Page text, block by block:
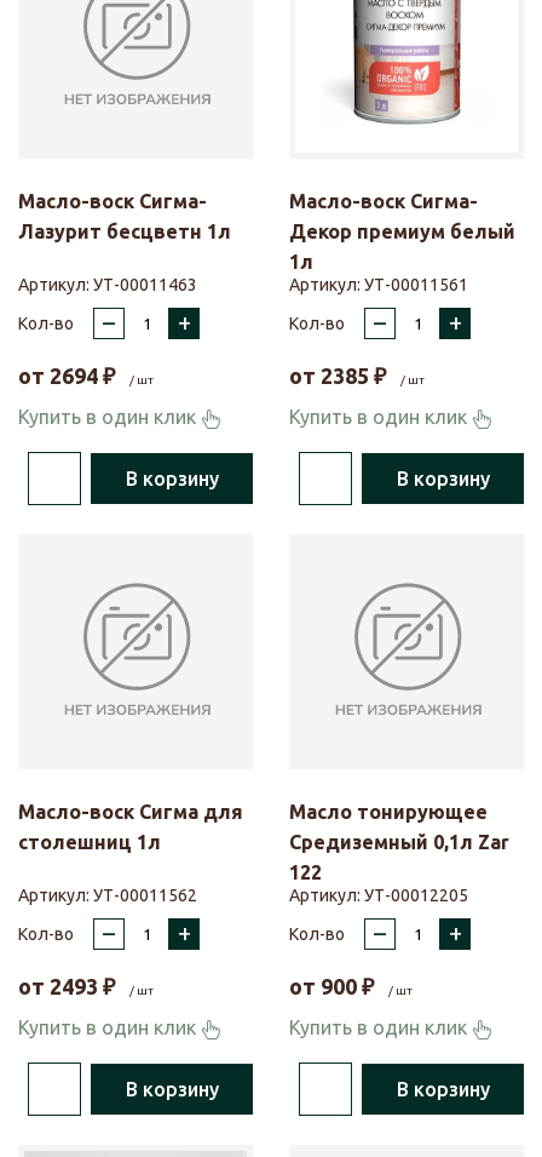
Масло-воск Сигма-
Лазурит бесцветн 1л
Артикул: УТ-00011463
Кол-во
– +
от 2694 ₽ / шт
Купить в один клик
В корзину
Масло-воск Сигма-
Декор премиум белый
1л
Артикул: УТ-00011561
Кол-во
– +
от 2385 ₽ / шт
Купить в один клик
В корзину
Масло-воск Сигма для
столешниц 1л
Артикул: УТ-00011562
Кол-во
– +
от 2493 ₽ / шт
Купить в один клик
В корзину
Масло тонирующее
Средиземный 0,1л Zar
122
Артикул: УТ-00012205
Кол-во
– +
от 900 ₽ / шт
Купить в один клик
В корзину